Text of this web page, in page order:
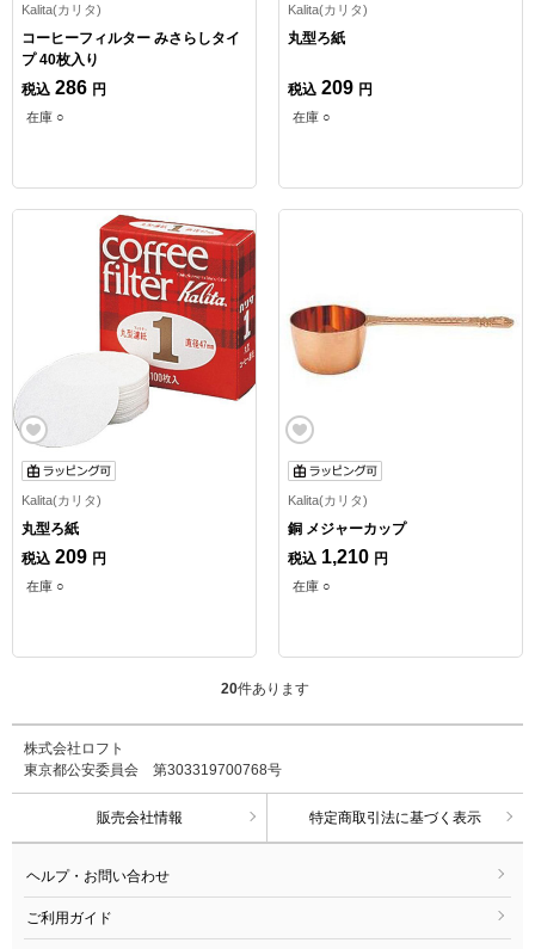
Kalita(カリタ)
コーヒーフィルター みさらしタイ
プ 40枚入り
税込 286 円
在庫 ○
Kalita(カリタ)
丸型ろ紙
税込 209 円
在庫 ○
Kalita(カリタ)
丸型ろ紙
税込 209 円
在庫 ○
Kalita(カリタ)
銅 メジャーカップ
税込 1,210 円
在庫 ○
20件あります
株式会社ロフト
東京都公安委員会 第303319700768号
販売会社情報 特定商取引法に基づく表示
ヘルプ・お問い合わせ
ご利用ガイド